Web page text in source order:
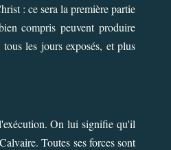
: ce sera la première partie
compris peuvent produire
les jours exposés, et plus
On lui signifie qu'il
Toutes ses forces sont